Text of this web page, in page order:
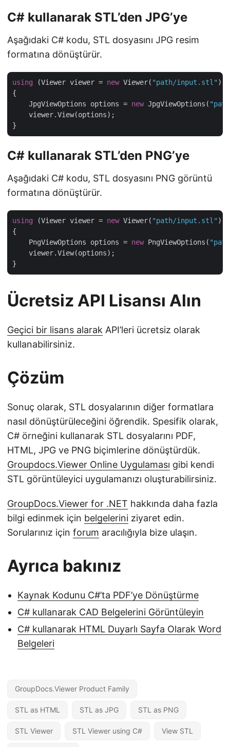
C# kullanarak STL’den JPG’ye
Aşağıdaki C# kodu, STL dosyasını JPG resim
formatına dönüştürür.
using (Viewer viewer = new Viewer( "path/input.stl" ))
{
    JpgViewOptions options =
new JpgViewOptions(
    viewer.View(options);
C# kullanarak STL’den PNG’ye
Aşağıdaki C# kodu, STL dosyasını PNG görüntü
formatına dönüştürür.
using (Viewer viewer = new Viewer( "path/input.stl" ))
{
    PngViewOptions options =
new PngViewOptions(
    viewer.View(options);
Ücretsiz API Lisansı Alın
Geçici bir lisans alarak API’leri ücretsiz olarak
kullanabilirsiniz.
Çözüm
Sonuç olarak, STL dosyalarının diğer formatlara
nasıl dönüştürüleceğini öğrendik. Spesifik olarak,
C# örneğini kullanarak STL dosyalarını PDF,
HTML, JPG ve PNG biçimlerine dönüştürdük.
Groupdocs.Viewer Online Uygulaması gibi kendi
STL görüntüleyici uygulamanızı oluşturabilirsiniz.
GroupDocs.Viewer for .NET hakkında daha fazla
bilgi edinmek için belgelerini ziyaret edin.
Sorularınız için forum aracılığıyla bize ulaşın.
Ayrıca bakınız
Kaynak Kodunu C#’ta PDF’ye Dönüştürme
C# kullanarak CAD Belgelerini Görüntüleyin
C# kullanarak HTML Duyarlı Sayfa Olarak Word
Belgeleri
GroupDocs.Viewer Product Family
STL as HTML STL as JPG STL as PNG
STL Viewer STL Viewer using C# View STL